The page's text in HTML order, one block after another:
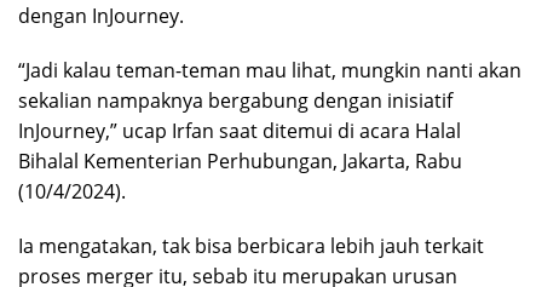
dengan InJourney.
“Jadi kalau teman-teman mau lihat, mungkin nanti akan
sekalian nampaknya bergabung dengan inisiatif
InJourney,” ucap Irfan saat ditemui di acara Halal
Bihalal Kementerian Perhubungan, Jakarta, Rabu
(10/4/2024).
Ia mengatakan, tak bisa berbicara lebih jauh terkait
proses merger itu, sebab itu merupakan urusan